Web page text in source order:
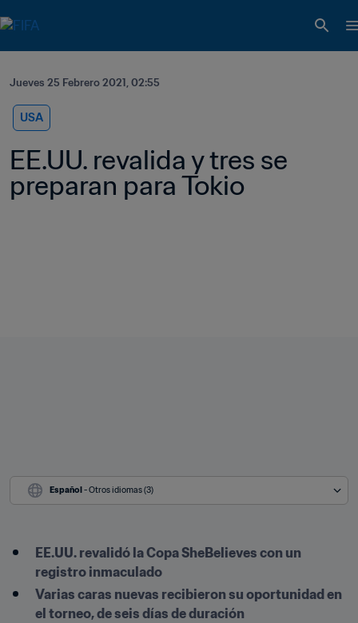
Jueves 25 Febrero 2021, 02:55
USA
EE.UU. revalida y tres se
preparan para Tokio
Español - Otros idiomas (3)
EE.UU. revalidó la Copa SheBelieves con un
registro inmaculado
Varias caras nuevas recibieron su oportunidad en
el torneo, de seis días de duración